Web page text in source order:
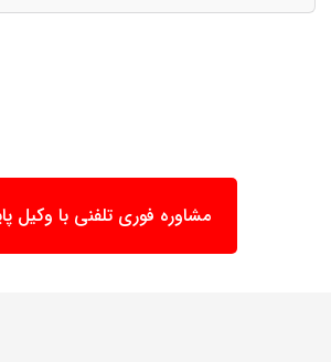
مشاوره فوری تلفنی با وکیل